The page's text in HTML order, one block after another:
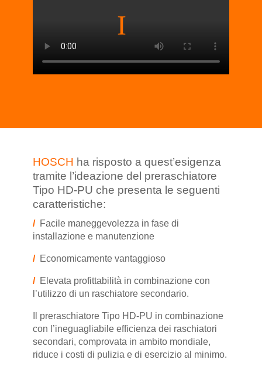
HOSCH ha risposto a quest’esigenza
tramite l’ideazione del preraschiatore
Tipo HD-PU che presenta le seguenti
caratteristiche:
/ Facile maneggevolezza in fase di
installazione e manutenzione
/ Economicamente vantaggioso
/ Elevata profittabilità in combinazione con
l’utilizzo di un raschiatore secondario.
Il preraschiatore Tipo HD-PU in combinazione
con l’ineguagliabile efficienza dei raschiatori
secondari, comprovata in ambito mondiale,
riduce i costi di pulizia e di esercizio al minimo.